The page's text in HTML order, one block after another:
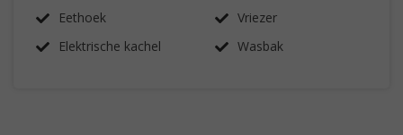
Eethoek
Elektrische kachel
Vriezer
Wasbak